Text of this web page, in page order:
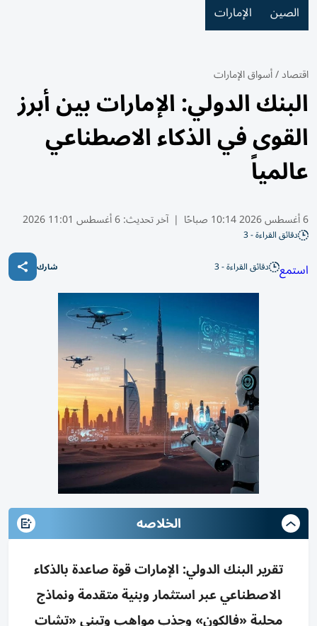
الصين الإمارات
اقتصاد/أسواق الإمارات
البنك الدولي: الإمارات بين أبرز
القوى في الذكاء الاصطناعي
عالمياً
6 أغسطس 2026 10:14 صباحًا | آخر تحديث:6 أغسطس 11:01 2026
دقائق القراءة - 3
استمع دقائق القراءة - 3 شارك
الخلاصه
تقرير البنك الدولي: الإمارات قوة صاعدة بالذكاء
الاصطناعي عبر استثمار وبنية متقدمة ونماذج
محلية «فالكون» وجذب مواهب وتبني «تشات